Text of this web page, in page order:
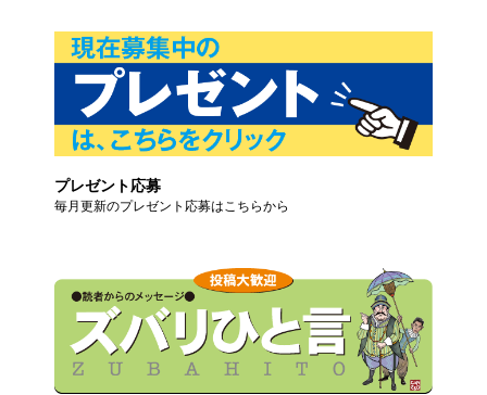
プレゼント応募
毎月更新のプレゼント応募はこちらから